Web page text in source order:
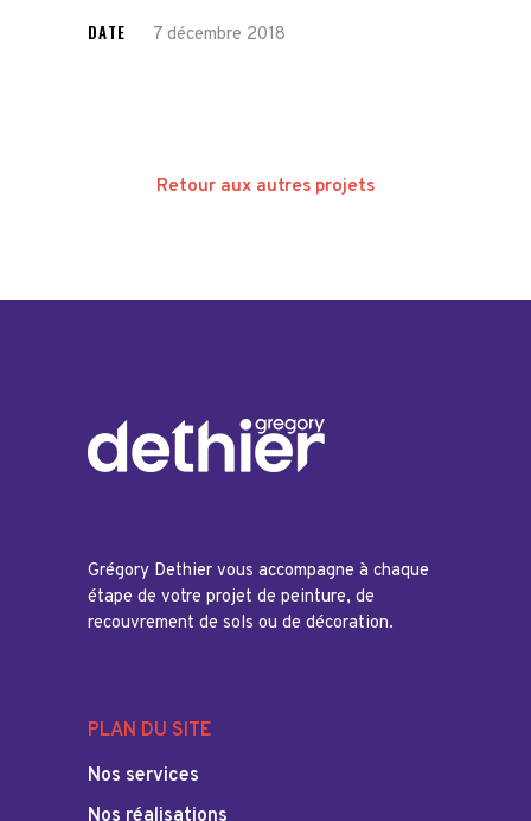
DATE 7 décembre 2018
Retour aux autres projets
Grégory Dethier vous accompagne à chaque
étape de votre projet de peinture, de
recouvrement de sols ou de décoration.
PLAN DU SITE
Nos services
Nos réalisations